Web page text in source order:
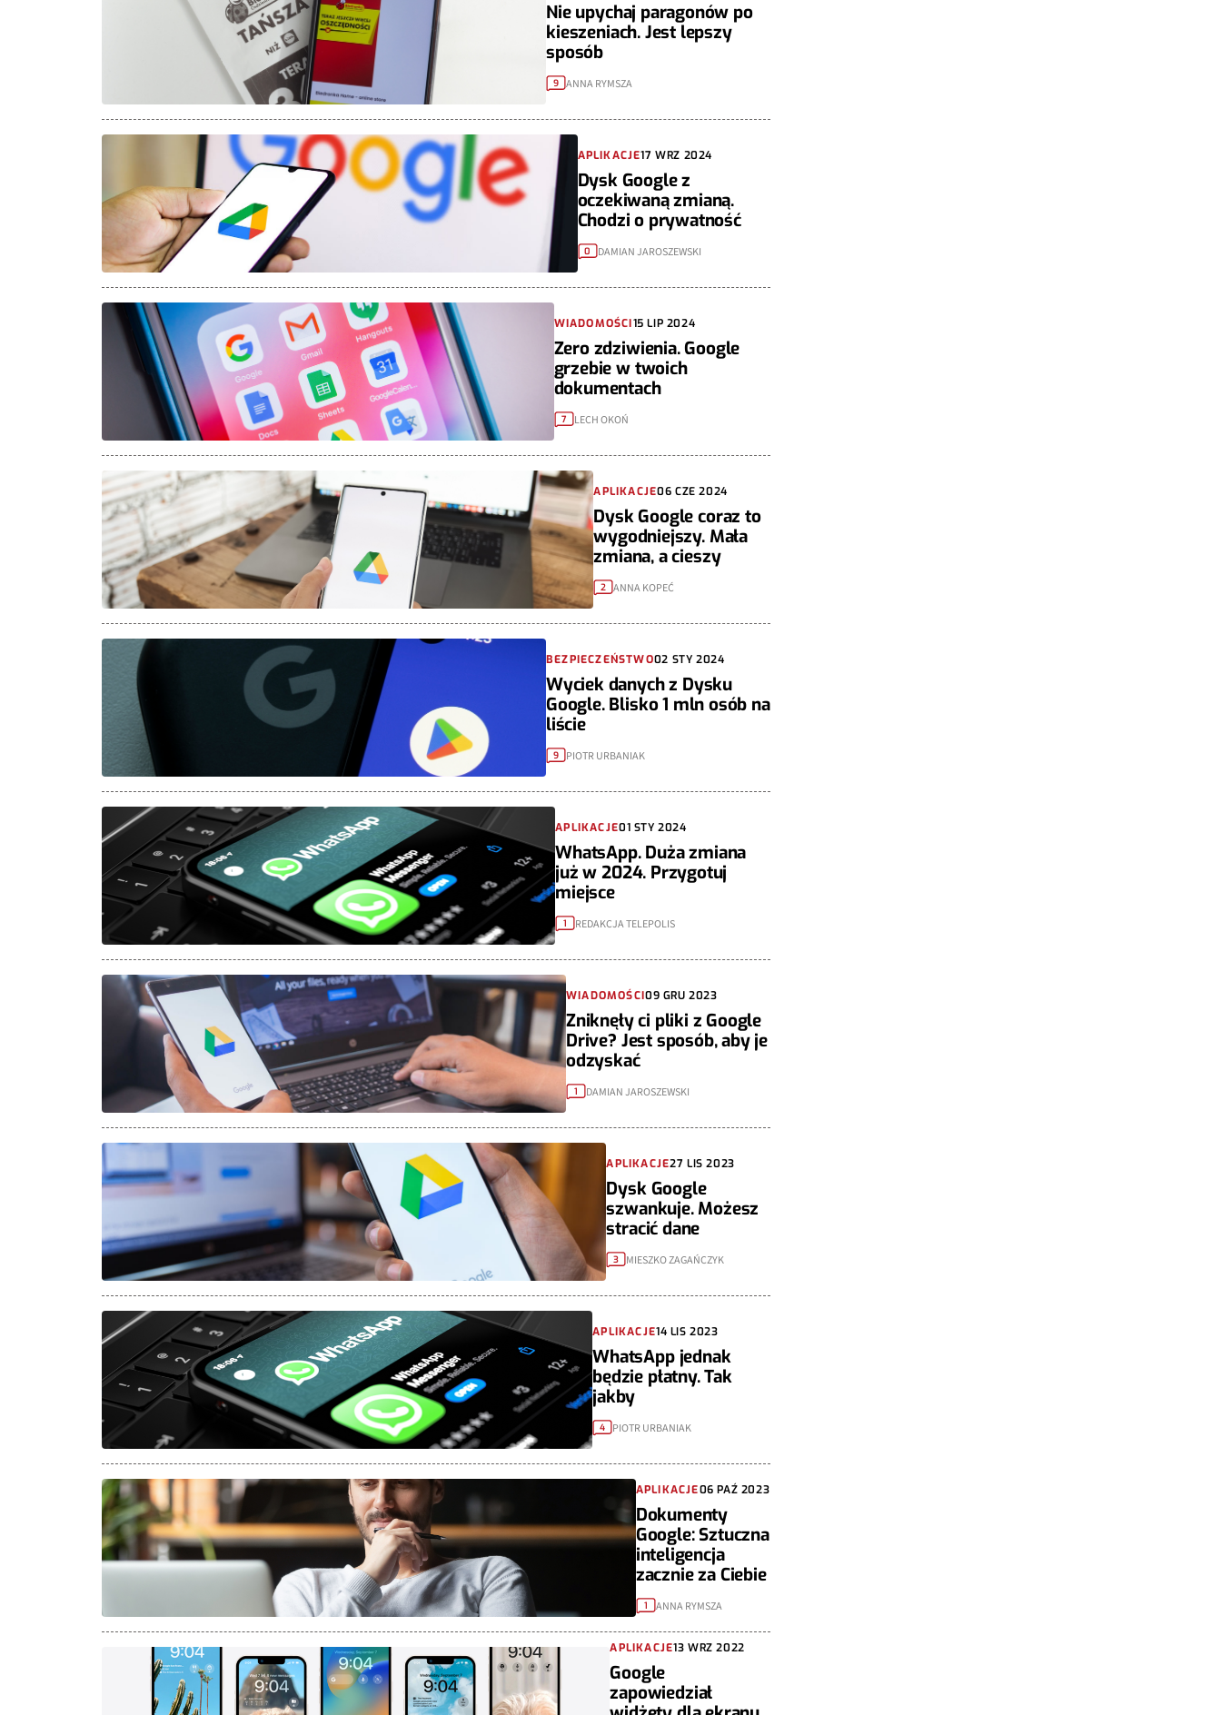
Nie upychaj paragonów po
kieszeniach. Jest lepszy
sposób
9 ANNA RYMSZA
APLIKACJE17 WRZ 2024
Dysk Google z
oczekiwaną zmianą.
Chodzi o prywatność
0 DAMIAN JAROSZEWSKI
WIADOMOŚCI15 LIP 2024
Zero zdziwienia. Google
grzebie w twoich
dokumentach
7 LECH OKOŃ
APLIKACJE06 CZE 2024
Dysk Google coraz to
wygodniejszy. Mała
zmiana, a cieszy
2 ANNA KOPEĆ
BEZPIECZEŃSTWO02 STY 2024
Wyciek danych z Dysku
Google. Blisko 1 mln osób na
liście
9 PIOTR URBANIAK
APLIKACJE01 STY 2024
WhatsApp. Duża zmiana
już w 2024. Przygotuj
miejsce
1 REDAKCJA TELEPOLIS
WIADOMOŚCI09 GRU 2023
Zniknęły ci pliki z Google
Drive? Jest sposób, aby je
odzyskać
1 DAMIAN JAROSZEWSKI
APLIKACJE27 LIS 2023
Dysk Google
szwankuje. Możesz
stracić dane
3 MIESZKO ZAGAŃCZYK
APLIKACJE14 LIS 2023
WhatsApp jednak
będzie płatny. Tak
jakby
4 PIOTR URBANIAK
APLIKACJE06 PAŹ 2023
Dokumenty
Google: Sztuczna
inteligencja
zacznie za Ciebie
1 ANNA RYMSZA
APLIKACJE13 WRZ 2022
Google
zapowiedział